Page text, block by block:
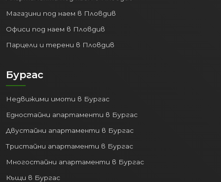
Магазини под наем в Пловдив
Офиси под наем в Пловдив
Парцели и терени в Пловдив
Бургас
Недвижими имоти в Бургас
Едностайни апартаменти в Бургас
Двустайни апартаменти в Бургас
Тристайни апартаменти в Бургас
Многостайни апартаменти в Бургас
Къщи в Бургас